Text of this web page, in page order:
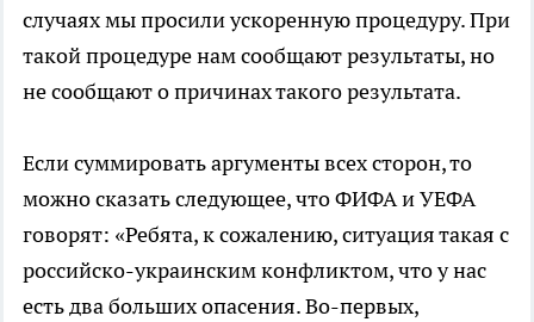
случаях мы просили ускоренную процедуру. При
такой процедуре нам сообщают результаты, но
не сообщают о причинах такого результата.
Если суммировать аргументы всех сторон, то
можно сказать следующее, что ФИФА и УЕФА
говорят: «Ребята, к сожалению, ситуация такая с
российско-украинским конфликтом, что у нас
есть два больших опасения. Во-первых,